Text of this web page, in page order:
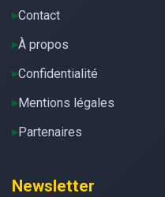
Contact
À propos
Confidentialité
Mentions légales
Partenaires
Newsletter